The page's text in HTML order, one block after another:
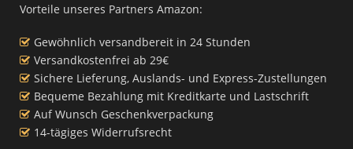
Vorteile unseres Partners Amazon:
Gewöhnlich versandbereit in 24 Stunden
Versandkostenfrei ab 29€
Sichere Lieferung, Auslands- und Express-Zustellungen
Bequeme Bezahlung mit Kreditkarte und Lastschrift
Auf Wunsch Geschenkverpackung
14-tägiges Widerrufsrecht